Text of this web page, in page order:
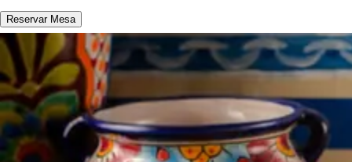
Reservar Mesa